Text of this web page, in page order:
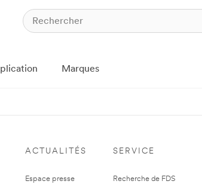
Marques
ACTUALITÉS
Espace presse
SERVICE
Recherche de FDS